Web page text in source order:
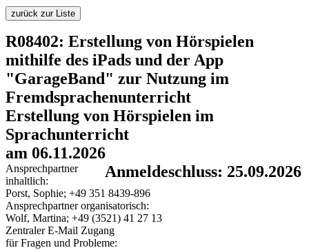
zurück zur Liste
R08402: Erstellung von Hörspielen
mithilfe des iPads und der App
"GarageBand" zur Nutzung im
Fremdsprachenunterricht
Erstellung von Hörspielen im
Sprachunterricht
am 06.11.2026
Anmeldeschluss: 25.09.2026
Ansprechpartner
inhaltlich:
Porst, Sophie; +49 351 8439-896
Ansprechpartner organisatorisch:
Wolf, Martina; +49 (3521) 41 27 13
Zentraler E-Mail Zugang
für Fragen und Probleme: